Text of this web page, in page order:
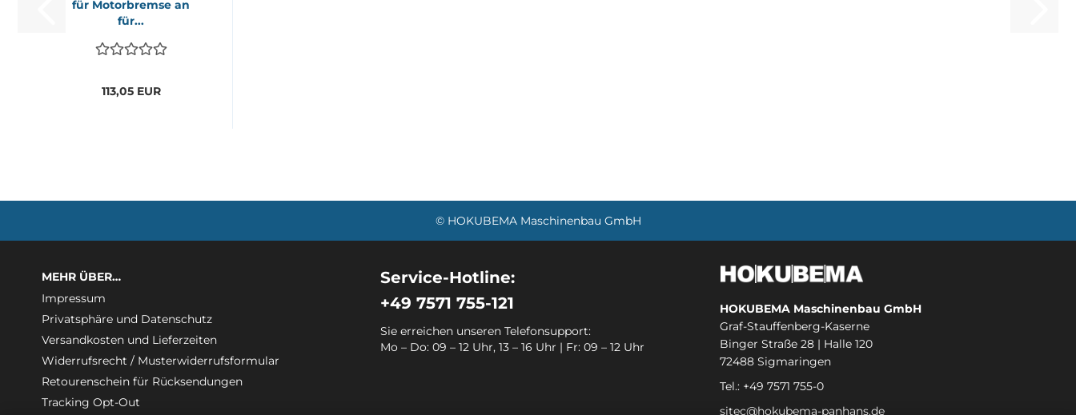
für Mo­tor­brem­se an
für...
113,05 EUR
© HOKUBEMA Maschinenbau GmbH
MEHR ÜBER…
Impressum
Privatsphäre und Datenschutz
Versandkosten und Lieferzeiten
Widerrufsrecht / Musterwiderrufsformular
Retourenschein für Rücksendungen
Tracking Opt-Out
Service-Hotline:
+49 7571 755-121
Sie erreichen unseren Telefonsupport:
Mo – Do: 09 – 12 Uhr, 13 – 16 Uhr | Fr: 09 – 12 Uhr
HOKUBEMA Maschinenbau GmbH
Graf-Stauffenberg-Kaserne
Binger Straße 28 | Halle 120
72488 Sigmaringen
Tel.: +49 7571 755-0
sitec@hokubema-panhans.de